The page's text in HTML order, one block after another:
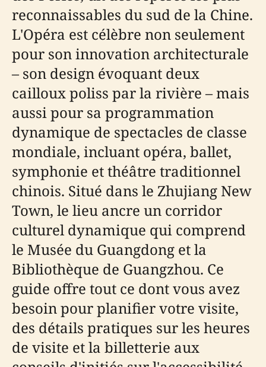
reconnaissables du sud de la Chine.
L'Opéra est célèbre non seulement
pour son innovation architecturale
– son design évoquant deux
cailloux poliss par la rivière – mais
aussi pour sa programmation
dynamique de spectacles de classe
mondiale, incluant opéra, ballet,
symphonie et théâtre traditionnel
chinois. Situé dans le Zhujiang New
Town, le lieu ancre un corridor
culturel dynamique qui comprend
le Musée du Guangdong et la
Bibliothèque de Guangzhou. Ce
guide offre tout ce dont vous avez
besoin pour planifier votre visite,
des détails pratiques sur les heures
de visite et la billetterie aux